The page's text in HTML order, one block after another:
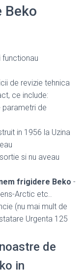
Beko
de revizie tehnica
ce include:
de
in 1956 la Uzina
si nu aveau
frigidere Beko -
Arctic etc..
(nu mai mult de
Urgenta 125
de
in